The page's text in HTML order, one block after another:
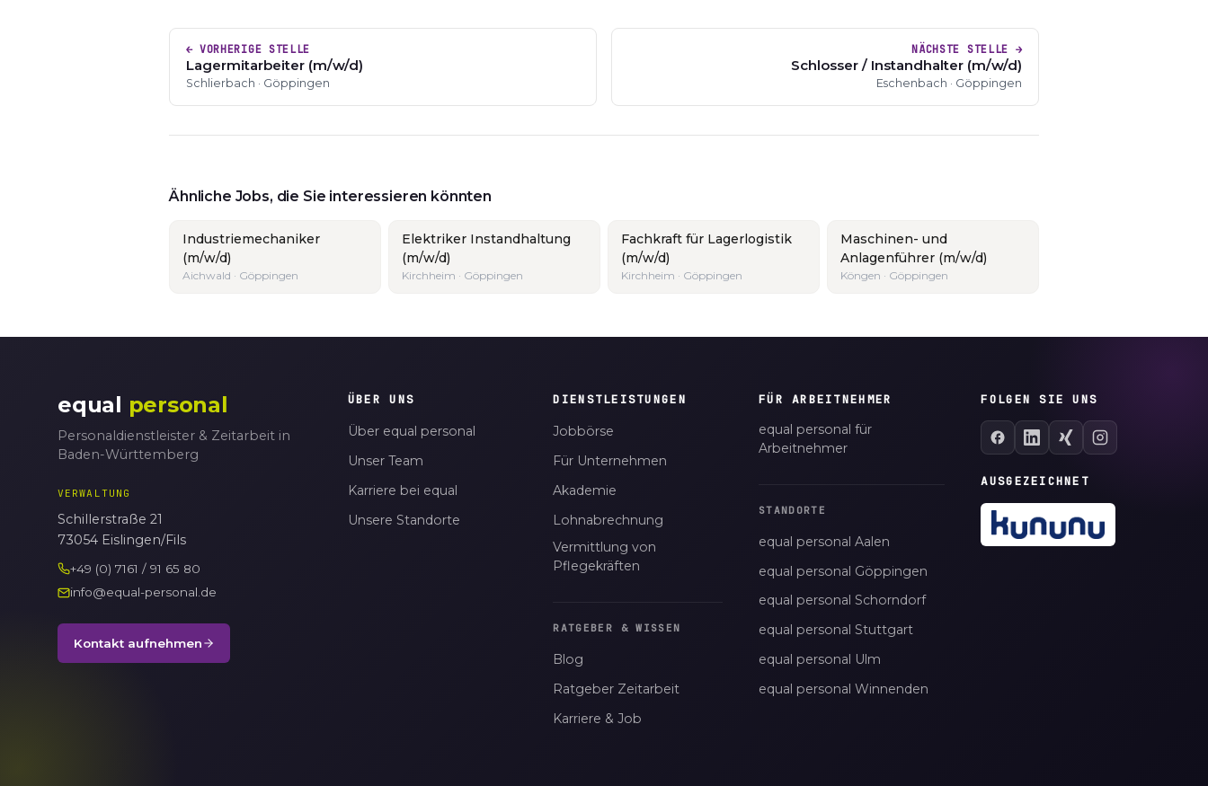
← VORHERIGE STELLE
Lagermitarbeiter (m/w/d)
Schlierbach · Göppingen
NÄCHSTE STELLE →
Schlosser / Instandhalter (m/w/d)
Eschenbach · Göppingen
Ähnliche Jobs, die Sie interessieren könnten
Industriemechaniker
(m/w/d)
Aichwald · Göppingen
Elektriker Instandhaltung
(m/w/d)
Kirchheim · Göppingen
Fachkraft für Lagerlogistik
(m/w/d)
Kirchheim · Göppingen
Maschinen- und
Anlagenführer (m/w/d)
Köngen · Göppingen
equal personal
Personaldienstleister & Zeitarbeit in
Baden-Württemberg
VERWALTUNG
Schillerstraße 21
73054 Eislingen/Fils
+49 (0) 7161 / 91 65 80
info@equal-personal.de
Kontakt aufnehmen
ÜBER UNS
Über equal personal
Unser Team
Karriere bei equal
Unsere Standorte
DIENSTLEISTUNGEN
Jobbörse
Für Unternehmen
Akademie
Lohnabrechnung
Vermittlung von
Pflegekräften
RATGEBER & WISSEN
Blog
Ratgeber Zeitarbeit
Karriere & Job
FÜR ARBEITNEHMER
equal personal für
Arbeitnehmer
STANDORTE
equal personal Aalen
equal personal Göppingen
equal personal Schorndorf
equal personal Stuttgart
equal personal Ulm
equal personal Winnenden
FOLGEN SIE UNS
AUSGEZEICHNET